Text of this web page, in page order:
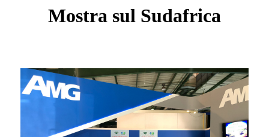
Mostra sul Sudafrica